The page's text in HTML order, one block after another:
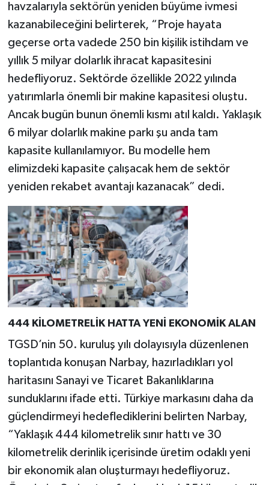
havzalarıyla sektörün yeniden büyüme ivmesi
kazanabileceğini belirterek, “Proje hayata
geçerse orta vadede 250 bin kişilik istihdam ve
yıllık 5 milyar dolarlık ihracat kapasitesini
hedefliyoruz. Sektörde özellikle 2022 yılında
yatırımlarla önemli bir makine kapasitesi oluştu.
Ancak bugün bunun önemli kısmı atıl kaldı. Yaklaşık
6 milyar dolarlık makine parkı şu anda tam
kapasite kullanılamıyor. Bu modelle hem
elimizdeki kapasite çalışacak hem de sektör
yeniden rekabet avantajı kazanacak” dedi.
444 KİLOMETRELİK HATTA YENİ EKONOMİK ALAN
TGSD’nin 50. kuruluş yılı dolayısıyla düzenlenen
toplantıda konuşan Narbay, hazırladıkları yol
haritasını Sanayi ve Ticaret Bakanlıklarına
sunduklarını ifade etti. Türkiye markasını daha da
güçlendirmeyi hedeflediklerini belirten Narbay,
“Yaklaşık 444 kilometrelik sınır hattı ve 30
kilometrelik derinlik içerisinde üretim odaklı yeni
bir ekonomik alan oluşturmayı hedefliyoruz.